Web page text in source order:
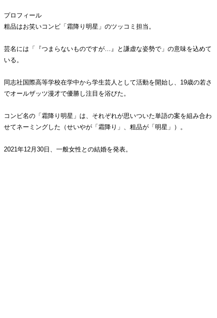
プロフィール
粗品はお笑いコンビ「霜降り明星」のツッコミ担当。
芸名には「『つまらないものですが…』と謙虚な姿勢で」の意味を込めて
いる。
同志社国際高等学校在学中から学生芸人として活動を開始し、19歳の若さ
でオールザッツ漫才で優勝し注目を浴びた。
コンビ名の「霜降り明星」は、それぞれが思いついた単語の案を組み合わ
せてネーミングした（せいやが「霜降り」、粗品が「明星」）。
2021年12月30日、一般女性との結婚を発表。